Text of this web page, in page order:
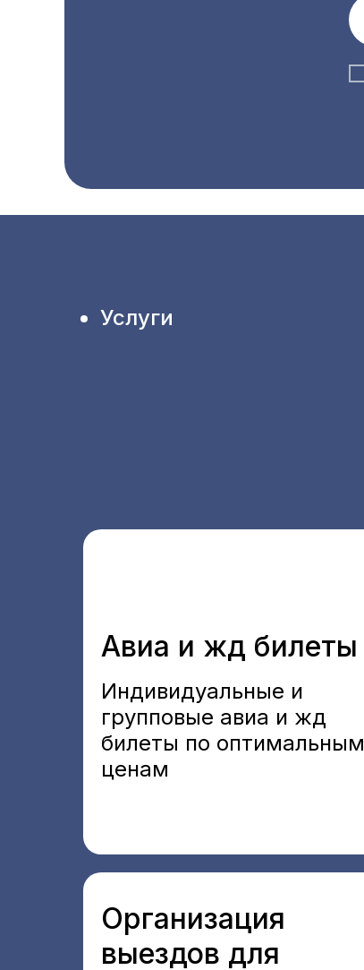
Услуги
Авиа и жд билеты
Индивидуальные и
групповые авиа и жд
билеты по оптимальным
ценам
Организация
выездов для